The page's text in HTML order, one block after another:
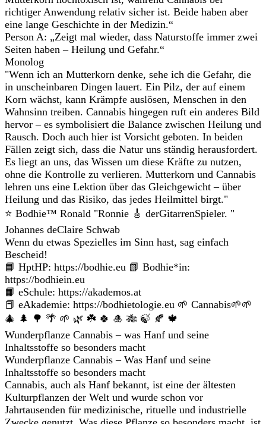
richtiger Anwendung relativ sicher ist. Beide haben aber
eine lange Geschichte in der Medizin.“
Person A: „Zeigt mal wieder, dass Naturstoffe immer zwei
Seiten haben – Heilung und Gefahr.“
Monolog
"Wenn ich an Mutterkorn denke, sehe ich die Gefahr, die
in unscheinbaren Dingen lauert. Ein Pilz, der auf einem
Korn wächst, kann Krämpfe auslösen, Menschen in den
Wahnsinn treiben. Cannabis hingegen ruft ein anderes Bild
hervor – es symbolisiert die Balance zwischen Heilung und
Rausch. Doch auch hier ist Vorsicht geboten. In beiden
Fällen zeigt sich, dass die Natur uns ständig herausfordert.
Es liegt an uns, das Wissen um diese Kräfte zu nutzen,
ohne die Kontrolle zu verlieren. Mutterkorn und Cannabis
lehren uns eine Lektion über das Gleichgewicht – über
Heilung und das Risiko, das jedes Heilmittel birgt."
⭐️ Bodhie™ Ronald "Ronnie 🎸 derGitarrenSpieler. "
Johannes deClaire Schwab
Wenn du etwas Spezielles im Sinn hast, sag einfach
Bescheid!
📘 HptHP: https://bodhie.eu 📗 Bodhie*in:
https://bodhiein.eu
📙 eSchule: https://akademos.at
📕 eAkademie: https://bodhietologie.eu 🌱 Cannabis🌱🌱
🎄 🌲 🌳 🌴 🌱 🌿 ☘️ 🍀 🎍 🎋 🍃 🍂 🍁
Wunderpflanze Cannabis – was Hanf und seine
Inhaltsstoffe so besonders macht
Wunderpflanze Cannabis – Was Hanf und seine
Inhaltsstoffe so besonders macht
Cannabis, auch als Hanf bekannt, ist eine der ältesten
Kulturpflanzen der Welt und wurde schon vor
Jahrtausenden für medizinische, rituelle und industrielle